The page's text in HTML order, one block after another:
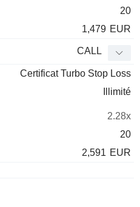
20
1,479 EUR
CALL
Certificat Turbo Stop Loss
Illimité
2.28x
20
2,591 EUR